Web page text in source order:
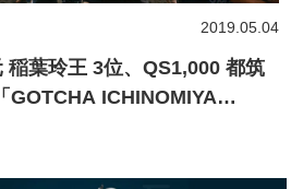
稲葉玲王 3位、QS1,000 都筑
GOTCHA ICHINOMIYA
2019.05.04